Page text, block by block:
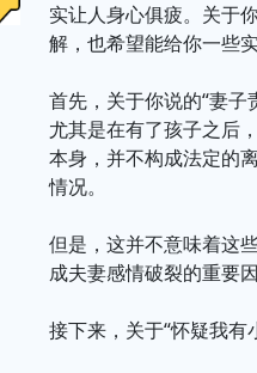
实让人身心俱疲。关于
解，也希望能给你一些实
首先，关于你说的“妻子
尤其是在有了孩子之后
本身，并不构成法定的
情况。
但是，这并不意味着这
成夫妻感情破裂的重要
接下来，关于“怀疑我有